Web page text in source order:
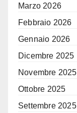
Marzo 2026
Febbraio 2026
Gennaio 2026
Dicembre 2025
Novembre 2025
Ottobre 2025
Settembre 2025